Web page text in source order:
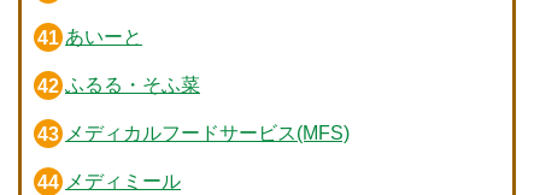
あいーと
ふるる・そふ菜
メディカルフードサービス(MFS)
メディミール